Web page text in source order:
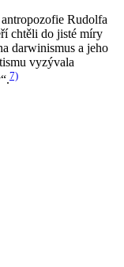
Rudolfa
chtěli do jisté míry
darwinismus a jeho
vyzývala
7)